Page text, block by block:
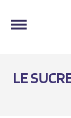
LE